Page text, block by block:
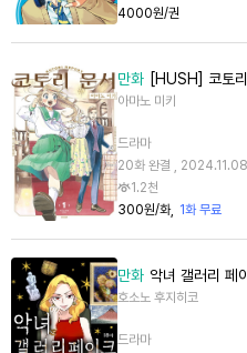
4000원/권
만화 [HUSH] 코토
아마노 미키
드라마
20화 완결 , 2024.11.08
1.2천
300원/화
1화 무료
만화 악녀 갤러리 페
호소노 후지히코
드라마